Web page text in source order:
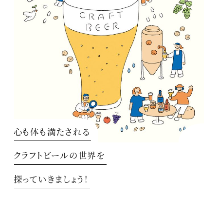
心も体も満たされる
クラフトビールの世界を
探っていきましょう！